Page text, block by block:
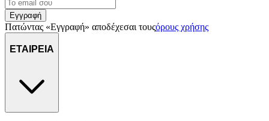
Εγγραφή
Πατώντας «Εγγραφή» αποδέχεσαι τουςόρους χρήσης
ΕΤΑΙΡΕΙΑ